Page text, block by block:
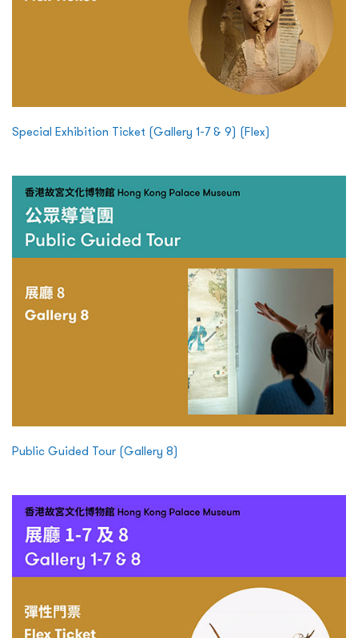
Special Exhibition Ticket (Gallery 1-7 & 9) (Flex)
Public Guided Tour (Gallery 8)